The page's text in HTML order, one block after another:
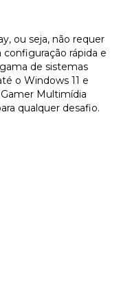
ou seja, não requer
rápida e
de sistemas
o Windows 11 e
Gamer Multimídia
qualquer desafio.